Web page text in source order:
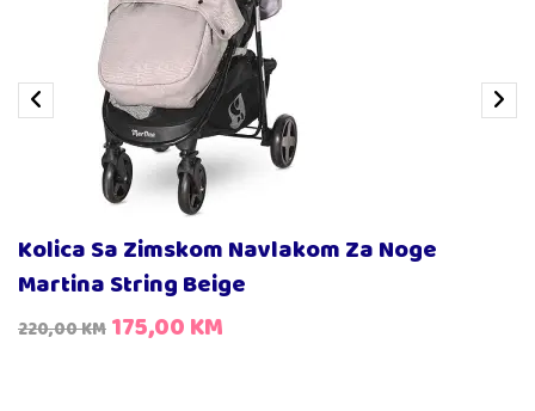
Kolica Sa Zimskom Navlakom Za Noge
Martina String Beige
220,00KM 175,00KM